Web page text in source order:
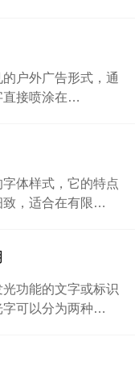
户外广告形式，通
直接喷涂在…
体样式，它的特点
致，适合在有限…
功能的文字或标识
字可以分为两种…